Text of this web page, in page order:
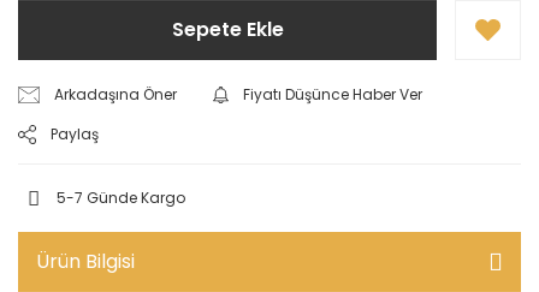
Sepete Ekle
Arkadaşına Öner
Fiyatı Düşünce Haber Ver
Paylaş
5-7 Günde Kargo
Ürün Bilgisi